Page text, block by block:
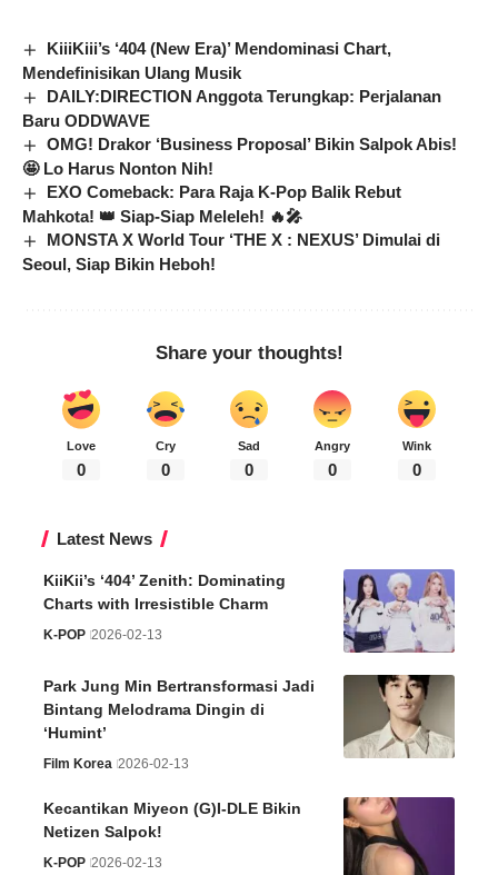
KiiiKiii’s ‘404 (New Era)’ Mendominasi Chart,
Mendefinisikan Ulang Musik
DAILY:DIRECTION Anggota Terungkap: Perjalanan
Baru ODDWAVE
OMG! Drakor ‘Business Proposal’ Bikin Salpok Abis!
🤩 Lo Harus Nonton Nih!
EXO Comeback: Para Raja K-Pop Balik Rebut
Mahkota! 👑 Siap-Siap Meleleh! 🔥🎤
MONSTA X World Tour ‘THE X : NEXUS’ Dimulai di
Seoul, Siap Bikin Heboh!
Share your thoughts!
Love
0
Cry
0
Sad
0
Angry
0
Wink
0
Latest News
KiiKii’s ‘404’ Zenith: Dominating
Charts with Irresistible Charm
K-POP 2026-02-13
Park Jung Min Bertransformasi Jadi
Bintang Melodrama Dingin di
‘Humint’
Film Korea 2026-02-13
Kecantikan Miyeon (G)I-DLE Bikin
Netizen Salpok!
K-POP 2026-02-13